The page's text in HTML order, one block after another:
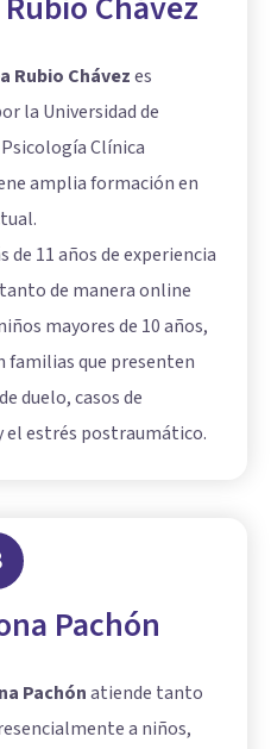
Rubio Chávezes
la Universidad de
Clínica
amplia formación en
11 años de experiencia
de manera online
mayores de 10 años,
familias que presenten
duelo, casos de
el estrés postraumático.
Pachón
Pachónatiende tanto
a niños,